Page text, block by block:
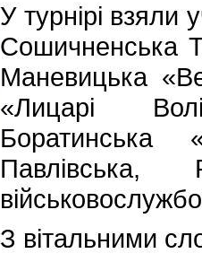
У турнірі взяли
Сошичненська
Маневицька
«Лицарі
Боратинська
З вітальними